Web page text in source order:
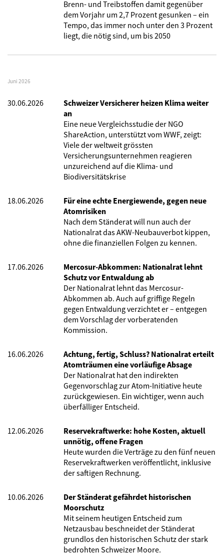
Brenn- und Treibstoffen damit gegenüber
dem Vorjahr um 2,7 Prozent gesunken – ein
Tempo, das immer noch unter den 3 Prozent
liegt, die nötig sind, um bis 2050
Juni 2026
30.06.2026
Schweizer Versicherer heizen Klima weiter
an
Eine neue Vergleichsstudie der NGO
ShareAction, unterstützt vom WWF, zeigt:
Viele der weltweit grössten
Versicherungsunternehmen reagieren
unzureichend auf die Klima- und
Biodiversitätskrise
18.06.2026
Für eine echte Energiewende, gegen neue
Atomrisiken
Nach dem Ständerat will nun auch der
Nationalrat das AKW-Neubauverbot kippen,
ohne die finanziellen Folgen zu kennen.
17.06.2026
Mercosur-Abkommen: Nationalrat lehnt
Schutz vor Entwaldung ab
Der Nationalrat lehnt das Mercosur-
Abkommen ab. Auch auf griffige Regeln
gegen Entwaldung verzichtet er – entgegen
dem Vorschlag der vorberatenden
Kommission.
16.06.2026
Achtung, fertig, Schluss? Nationalrat erteilt
Atomträumen eine vorläufige Absage
Der Nationalrat hat den indirekten
Gegenvorschlag zur Atom-Initiative heute
zurückgewiesen. Ein wichtiger, wenn auch
überfälliger Entscheid.
12.06.2026
Reservekraftwerke: hohe Kosten, aktuell
unnötig, offene Fragen
Heute wurden die Verträge zu den fünf neuen
Reservekraftwerken veröffentlicht, inklusive
der saftigen Rechnung.
10.06.2026
Der Ständerat gefährdet historischen
Moorschutz
Mit seinem heutigen Entscheid zum
Netzausbau beschneidet der Ständerat
grundlos den historischen Schutz der stark
bedrohten Schweizer Moore.